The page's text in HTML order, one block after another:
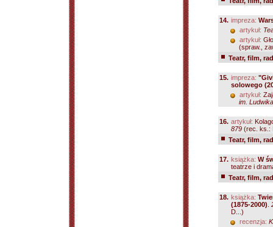
14. impreza:
artykuł:
artykuł:
(spraw.,
Teatr, film,
15. impreza:
solowego
artykuł:
im.
16. artykuł:
879 (rec. ks.:
Teatr, film,
17. książka: W
teatrze i
Teatr, film,
18. książka:
(1875-2000)
D...)
recenzja: